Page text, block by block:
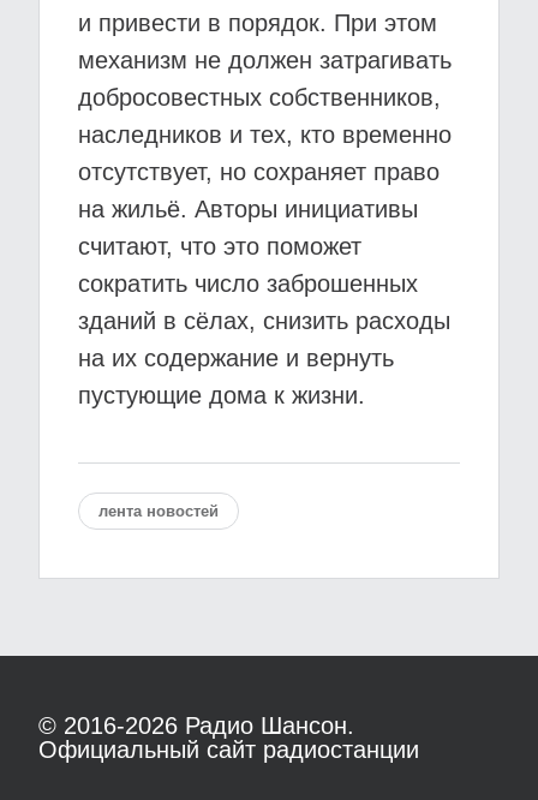
и привести в порядок. При этом
механизм не должен затрагивать
добросовестных собственников,
наследников и тех, кто временно
отсутствует, но сохраняет право
на жильё. Авторы инициативы
считают, что это поможет
сократить число заброшенных
зданий в сёлах, снизить расходы
на их содержание и вернуть
пустующие дома к жизни.
лента новостей
© 2016-2026 Радио Шансон.
Официальный сайт радиостанции